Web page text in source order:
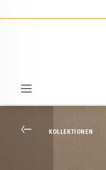
Go backKOLLEKTIONEN